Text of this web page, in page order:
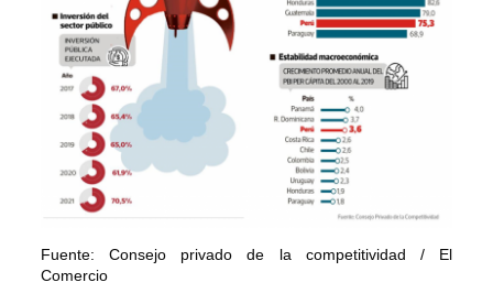
Fuente: Consejo privado de la competitividad / El
Comercio